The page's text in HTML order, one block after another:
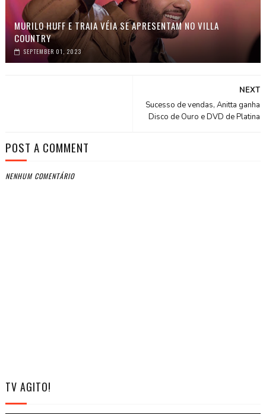
MURILO HUFF E TRAIA VÉIA SE APRESENTAM NO VILLA
COUNTRY
SEPTEMBER 01, 2023
NEXT
Sucesso de vendas, Anitta ganha
Disco de Ouro e DVD de Platina
POST A COMMENT
NENHUM COMENTÁRIO
TV AGITO!